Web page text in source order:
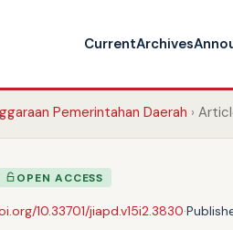
CurrentArchives
Pemerintahan Daerah
OPEN ACCESS
10.33701/jiapd.v15i2.3830·